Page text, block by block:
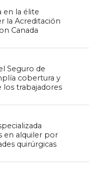
en la élite
la Acreditación
Canada
Seguro de
cobertura y
los trabajadores
en alquiler por
quirúrgicas